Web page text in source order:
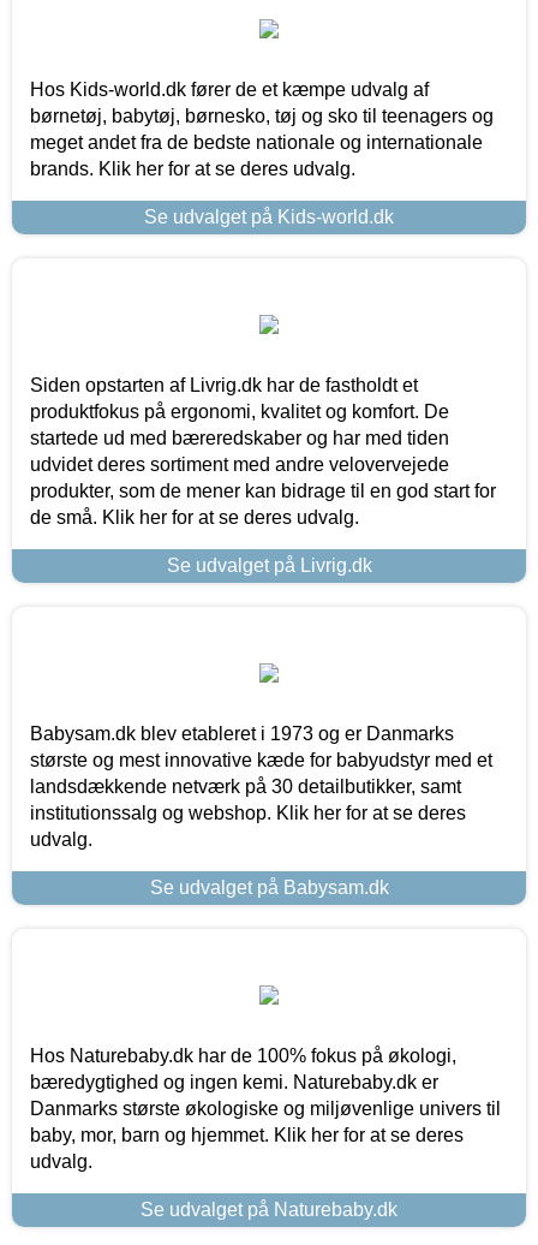
Hos Kids-world.dk fører de et kæmpe udvalg af
børnetøj, babytøj, børnesko, tøj og sko til teenagers og
meget andet fra de bedste nationale og internationale
brands. Klik her for at se deres udvalg.
Se udvalget på Kids-world.dk
Siden opstarten af Livrig.dk har de fastholdt et
produktfokus på ergonomi, kvalitet og komfort. De
startede ud med bæreredskaber og har med tiden
udvidet deres sortiment med andre velovervejede
produkter, som de mener kan bidrage til en god start for
de små. Klik her for at se deres udvalg.
Se udvalget på Livrig.dk
Babysam.dk blev etableret i 1973 og er Danmarks
største og mest innovative kæde for babyudstyr med et
landsdækkende netværk på 30 detailbutikker, samt
institutionssalg og webshop. Klik her for at se deres
udvalg.
Se udvalget på Babysam.dk
Hos Naturebaby.dk har de 100% fokus på økologi,
bæredygtighed og ingen kemi. Naturebaby.dk er
Danmarks største økologiske og miljøvenlige univers til
baby, mor, barn og hjemmet. Klik her for at se deres
udvalg.
Se udvalget på Naturebaby.dk